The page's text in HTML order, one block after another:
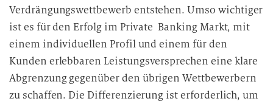
Verdrängungswettbewerb entstehen. Umso wichtiger
ist es für den Erfolg im Private Banking Markt, mit
einem individuellen Profil und einem für den
Kunden erlebbaren Leistungsversprechen eine klare
Abgrenzung gegenüber den übrigen Wettbewerbern
zu schaffen. Die Differenzierung ist erforderlich, um